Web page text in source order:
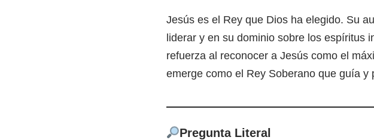
Jesús es el Rey que Dios ha elegido. Su
liderar y en su dominio sobre los espíritus
refuerza al reconocer a Jesús como el
emerge como el Rey Soberano que guía y
Pregunta Literal